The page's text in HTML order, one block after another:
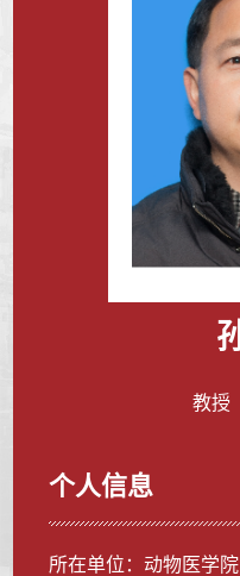
教授
个人信息
所在单位：动物医学院